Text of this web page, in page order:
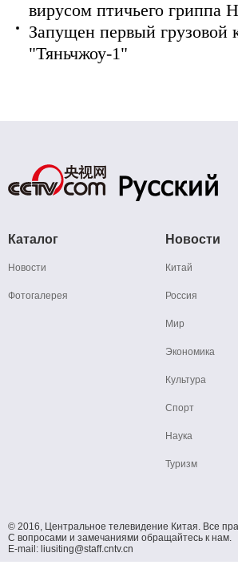
вирусом птичьего гриппа
Запущен первый грузовой
"Тяньчжоу-1"
Каталог
Новости
Фотогалерея
Новости
Китай
Россия
Мир
Экономика
Культура
Спорт
Наука
Туризм
© 2016, Центральное телевидение Китая. Все
С вопросами и замечаниями обращайтесь к нам.
E-mail: liusiting@staff.cntv.cn